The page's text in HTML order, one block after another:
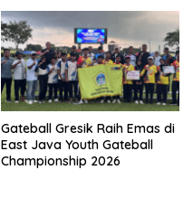
Gateball Gresik Raih Emas di
East Java Youth Gateball
Championship 2026